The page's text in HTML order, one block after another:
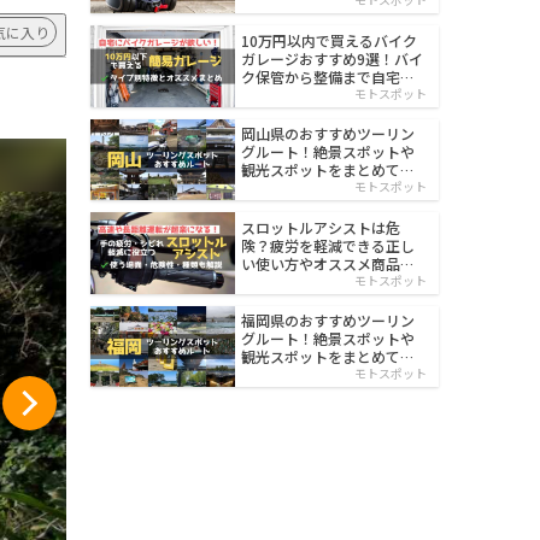
に入り
10万円以内で買えるバイク
ガレージおすすめ9選！バイ
ク保管から整備まで自宅で
モトスポット
岡山県のおすすめツーリン
グルート！絶景スポットや
観光スポットをまとめて紹
モトスポット
スロットルアシストは危
険？疲労を軽減できる正し
い使い方やオススメ商品を
モトスポット
福岡県のおすすめツーリン
グルート！絶景スポットや
観光スポットをまとめて紹
モトスポット